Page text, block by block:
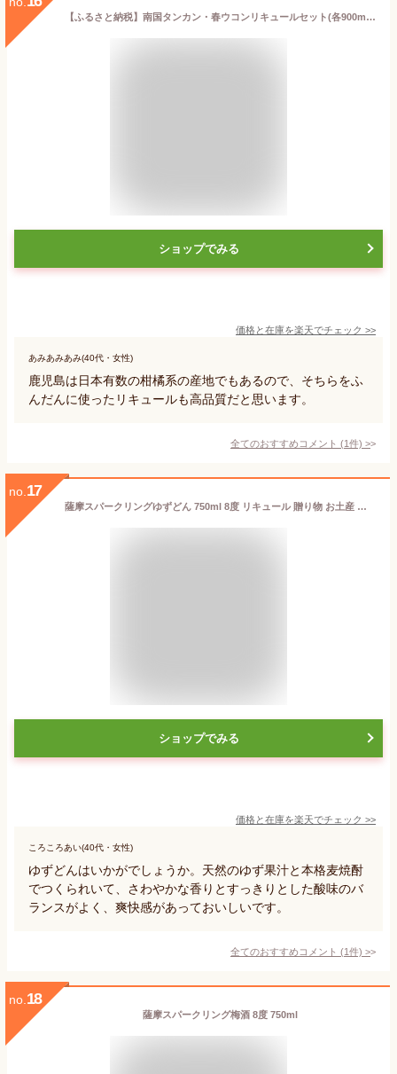
【ふるさと納税】南国タンカン・春ウコンリキュールセット(各900ml)鹿児島県産 芋焼酎 酒 リキュール たんかん タンカン 柑橘 フルーツ ウコン 飲み比べ セット【南国酒蔵88】
ショップでみる
価格と在庫を楽天でチェック >>
あみあみあみ(40代・女性)
鹿児島は日本有数の柑橘系の産地でもあるので、そちらをふ
んだんに使ったリキュールも高品質だと思います。
全てのおすすめコメント (1件) >
no. 17
薩摩スパークリングゆずどん 750ml 8度 リキュール 贈り物 お土産 鹿児島 お歳暮 御歳暮
ショップでみる
価格と在庫を楽天でチェック >>
ころころあい(40代・女性)
ゆずどんはいかがでしょうか。天然のゆず果汁と本格麦焼酎
でつくられいて、さわやかな香りとすっきりとした酸味のバ
ランスがよく、爽快感があっておいしいです。
全てのおすすめコメント (1件) >
no. 18
薩摩スパークリング梅酒 8度 750ml